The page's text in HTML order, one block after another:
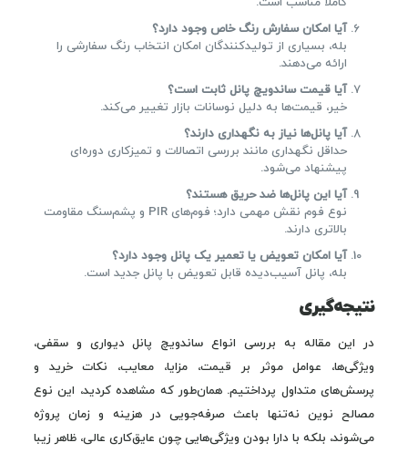
آیا امکان سفارش رنگ خاص وجود دارد؟
بله، بسیاری از تولیدکنندگان امکان انتخاب رنگ سفارشی را
ارائه می‌دهند.
آیا قیمت ساندویچ پانل ثابت است؟
خیر، قیمت‌ها به دلیل نوسانات بازار تغییر می‌کند.
آیا پانل‌ها نیاز به نگهداری دارند؟
حداقل نگهداری مانند بررسی اتصالات و تمیزکاری دوره‌ای
پیشنهاد می‌شود.
آیا این پانل‌ها ضد حریق هستند؟
نوع فوم نقش مهمی دارد؛ فوم‌های PIR و پشم‌سنگ مقاومت
بالاتری دارند.
آیا امکان تعویض یا تعمیر یک پانل وجود دارد؟
بله، پانل آسیب‌دیده قابل تعویض با پانل جدید است.
نتیجه‌گیری
در این مقاله به بررسی انواع ساندویچ پانل دیواری و سقفی،
ویژگی‌ها، عوامل موثر بر قیمت، مزایا، معایب، نکات خرید و
پرسش‌های متداول پرداختیم. همان‌طور که مشاهده کردید، این نوع
مصالح نوین نه‌تنها باعث صرفه‌جویی در هزینه و زمان پروژه
می‌شوند، بلکه با دارا بودن ویژگی‌هایی چون عایق‌کاری عالی، ظاهر زیبا